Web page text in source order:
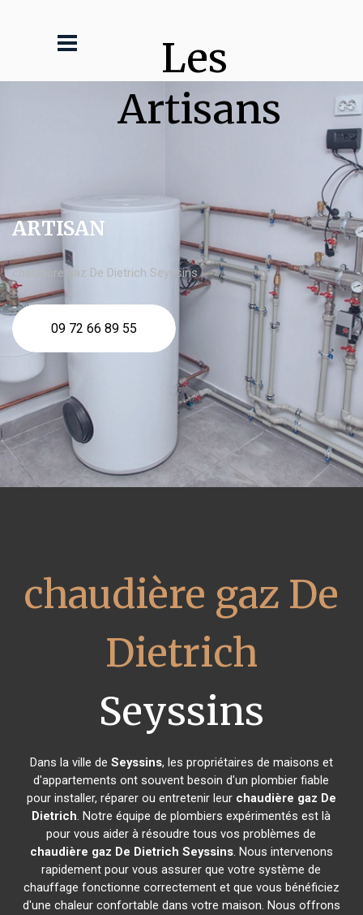
Les
Artisans
ARTISAN
chaudière gaz De Dietrich Seyssins
09 72 66 89 55
chaudière gaz De
Dietrich
Seyssins
Dans la ville de Seyssins, les propriétaires de maisons et
d'appartements ont souvent besoin d'un plombier fiable
pour installer, réparer ou entretenir leur chaudière gaz De
Dietrich. Notre équipe de plombiers expérimentés est là
pour vous aider à résoudre tous vos problèmes de
chaudière gaz De Dietrich Seyssins. Nous intervenons
rapidement pour vous assurer que votre système de
chauffage fonctionne correctement et que vous bénéficiez
d'une chaleur confortable dans votre maison. Nous offrons